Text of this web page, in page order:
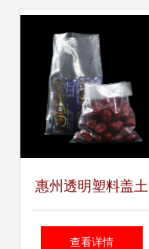
惠州透明塑料盖土
袋定制 90*130cm
查看详情